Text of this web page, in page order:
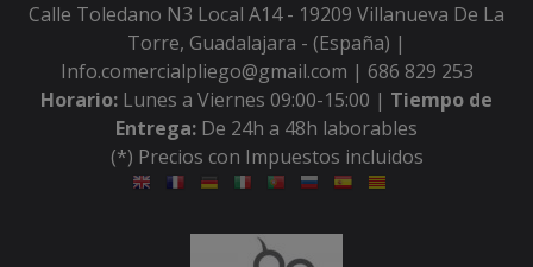
Calle Toledano N3 Local A14 - 19209 Villanueva De La
Torre, Guadalajara - (España) |
Info.comercialpliego@gmail.com | 686 829 253
Horario: Lunes a Viernes 09:00-15:00 | Tiempo de
Entrega: De 24h a 48h laborables
(*) Precios con Impuestos incluidos